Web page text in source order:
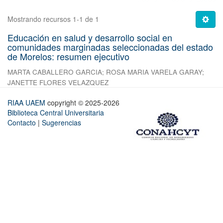
Mostrando recursos 1-1 de 1
Educación en salud y desarrollo social en
comunidades marginadas seleccionadas del estado
de Morelos: resumen ejecutivo
MARTA CABALLERO GARCIA; ROSA MARIA VARELA GARAY;
JANETTE FLORES VELAZQUEZ
RIAA UAEM copyright © 2025-2026
Biblioteca Central Universitaria
Contacto | Sugerencias